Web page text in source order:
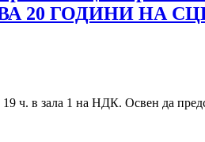
20 ГОДИНИ НА
19 ч. в зала 1 на НДК. Освен да